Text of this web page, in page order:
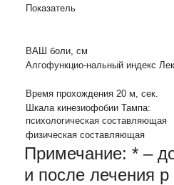
Показатель
ВАШ боли, см
Алгофункцио-нальный индекс
Время прохождения 20 м, сек.
Шкала кинезиофобии Тампа:
психологическая составляющая
физическая составляющая
Примечание: * –
и после лечения